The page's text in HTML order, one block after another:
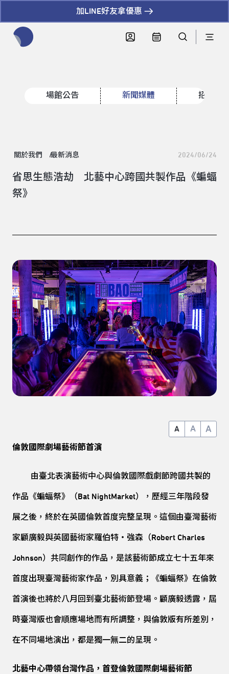
加LINE好友拿優惠
場館公告 新聞媒體 招標資
關於我們 最新消息 2024/06/24
省思生態浩劫 北藝中心跨國共製作品《蝙蝠
祭》
A A A
倫敦國際劇場藝術節首演
由臺北表演藝術中心與倫敦國際戲劇節跨國共製的
作品《蝙蝠祭》（Bat NightMarket），歷經三年階段發
展之後，終於在英國倫敦首度完整呈現。這個由臺灣藝術
家顧廣毅與英國藝術家羅伯特・強森（Robert Charles
Johnson）共同創作的作品，是該藝術節成立七十五年來
首度出現臺灣藝術家作品，別具意義；《蝙蝠祭》在倫敦
首演後也將於八月回到臺北藝術節登場。顧廣毅透露，屆
時臺灣版也會順應場地而有所調整，與倫敦版有所差別，
在不同場地演出，都是獨一無二的呈現。
北藝中心帶領台灣作品，首登倫敦國際劇場藝術節